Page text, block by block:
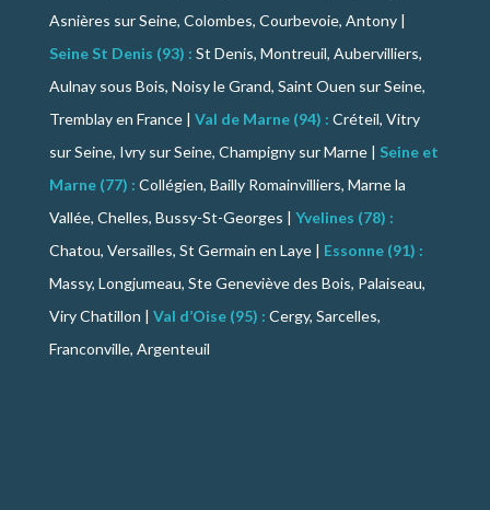
Asnières sur Seine, Colombes, Courbevoie, Antony |
Seine St Denis (93) : St Denis, Montreuil, Aubervilliers,
Aulnay sous Bois, Noisy le Grand, Saint Ouen sur Seine,
Tremblay en France | Val de Marne (94) : Créteil, Vitry
sur Seine, Ivry sur Seine, Champigny sur Marne | Seine et
Marne (77) : Collégien, Bailly Romainvilliers, Marne la
Vallée, Chelles, Bussy-St-Georges | Yvelines (78) :
Chatou, Versailles, St Germain en Laye | Essonne (91) :
Massy, Longjumeau, Ste Geneviève des Bois, Palaiseau,
Viry Chatillon | Val d’Oise (95) : Cergy, Sarcelles,
Franconville, Argenteuil